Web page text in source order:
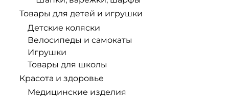
Товары для детей и игрушки
Детские коляски
Велосипеды и самокаты
Игрушки
Товары для школы
Красота и здоровье
Медицинские изделия